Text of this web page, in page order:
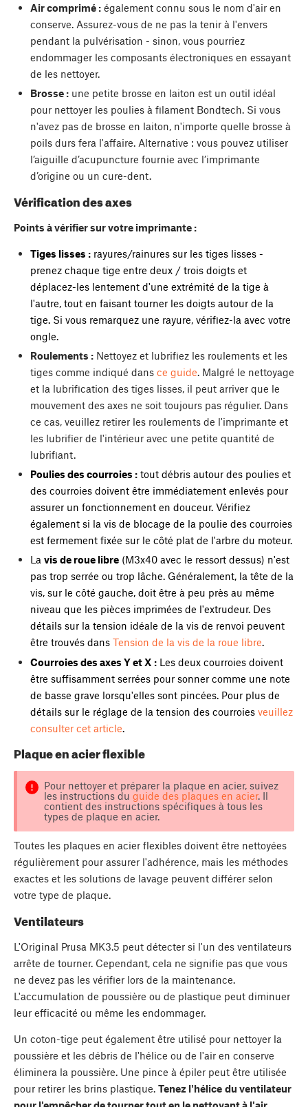
Air comprimé :également connu sous le nom d'air en
conserve. Assurez-vous de ne pas la tenir à l'envers
pendant la pulvérisation - sinon, vous pourriez
endommager les composants électroniques en essayant
de les nettoyer.
Brosse :une petite brosse en laiton est un outil idéal
pour nettoyer les poulies à filament Bondtech. Si vous
n'avez pas de brosse en laiton, n'importe quelle brosse à
poils durs fera l'affaire. Alternative : vous pouvez utiliser
l’aiguille d’acupuncture fournie avec l’imprimante
d’origine ou un cure-dent.
Vérification des axes
Points à vérifier sur votre imprimante :
Tiges lisses :rayures/rainures sur les tiges lisses -
prenez chaque tige entre deux / trois doigts et
déplacez-les lentement d'une extrémité de la tige à
l'autre, tout en faisant tourner les doigts autour de la
tige. Si vous remarquez une rayure, vérifiez-la avec votre
ongle.
Roulements :Nettoyez et lubrifiez les roulements et les
tiges comme indiqué dans ce guide. Malgré le nettoyage
et la lubrification des tiges lisses, il peut arriver que le
mouvement des axes ne soit toujours pas régulier. Dans
ce cas, veuillez retirer les roulements de l'imprimante et
les lubrifier de l'intérieur avec une petite quantité de
lubrifiant.
Poulies des courroies :tout débris autour des poulies et
des courroies doivent être immédiatement enlevés pour
assurer un fonctionnement en douceur. Vérifiez
également si la vis de blocage de la poulie des courroies
est fermement fixée sur le côté plat de l'arbre du moteur.
La vis de roue libre(M3x40 avec le ressort dessus) n'est
pas trop serrée ou trop lâche. Généralement, la tête de la
vis, sur le côté gauche, doit être à peu près au même
niveau que les pièces imprimées de l'extrudeur. Des
détails sur la tension idéale de la vis de renvoi peuvent
être trouvés dans Tension de la vis de la roue libre.
Courroies des axes Y et X :Les deux courroies doivent
être suffisamment serrées pour sonner comme une note
de basse grave lorsqu'elles sont pincées. Pour plus de
détails sur le réglage de la tension des courroies veuillez
consulter cet article.
Plaque en acier flexible
Pour nettoyer et préparer la plaque en acier, suivez
les instructions du guide des plaques en acier. Il
contient des instructions spécifiques à tous les
types de plaque en acier.
Toutes les plaques en acier flexibles doivent être nettoyées
régulièrement pour assurer l'adhérence, mais les méthodes
exactes et les solutions de lavage peuvent différer selon
votre type de plaque.
Ventilateurs
L'Original Prusa MK3.5 peut détecter si l'un des ventilateurs
arrête de tourner. Cependant, cela ne signifie pas que vous
ne devez pas les vérifier lors de la maintenance.
L'accumulation de poussière ou de plastique peut diminuer
leur efficacité ou même les endommager.
Un coton-tige peut également être utilisé pour nettoyer la
poussière et les débris de l'hélice ou de l'air en conserve
éliminera la poussière. Une pince à épiler peut être utilisée
pour retirer les brins plastique. Tenez l'hélice du ventilateur